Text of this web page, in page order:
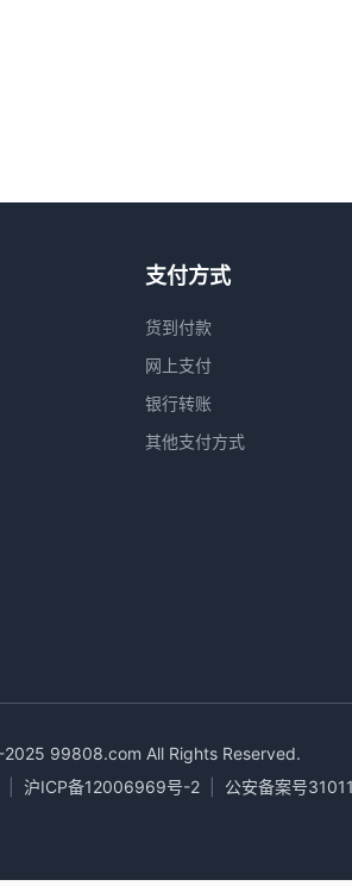
支付方式
货到付款
网上支付
银行转账
其他支付方式
99808.com All Rights Reserved.
沪ICP备12006969号-2
公安备案号